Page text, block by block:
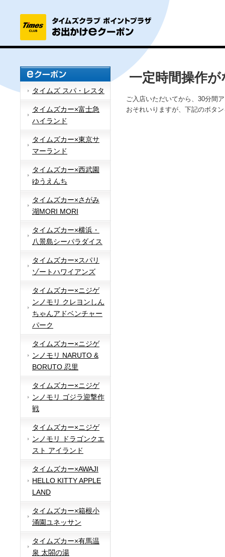
タイムズ スパ・レスタ
タイムズカー×富士急
ハイランド
タイムズカー×東京サ
マーランド
タイムズカー×西武園
ゆうえんち
タイムズカー×さがみ
湖MORI MORI
タイムズカー×横浜・
八景島シーパラダイス
タイムズカー×スパリ
ゾートハワイアンズ
タイムズカー×ニジゲ
ンノモリ クレヨンしん
ちゃんアドベンチャー
パーク
タイムズカー×ニジゲ
ンノモリ NARUTO &
BORUTO 忍里
タイムズカー×ニジゲ
ンノモリ ゴジラ迎撃作
戦
タイムズカー×ニジゲ
ンノモリ ドラゴンクエ
スト アイランド
タイムズカー×AWAJI
HELLO KITTY APPLE
LAND
タイムズカー×箱根小
涌園ユネッサン
タイムズカー×有馬温
泉 太閤の湯
一定時間操作
ご入店いただいてから、30分間
おそれいりますが、下記のボタ